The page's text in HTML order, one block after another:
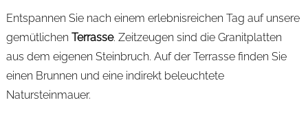
Entspannen Sie nach einem erlebnisreichen Tag auf unsere
gemütlichen Terrasse. Zeitzeugen sind die Granitplatten
aus dem eigenen Steinbruch. Auf der Terrasse finden Sie
einen Brunnen und eine indirekt beleuchtete
Natursteinmauer.